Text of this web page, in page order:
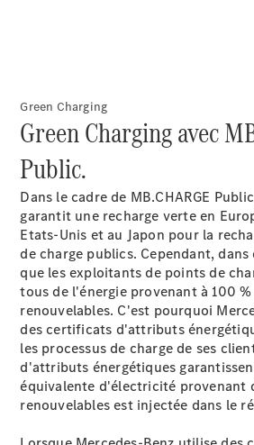
vous à
l'atelier
Prestataire /
Protection des
données
Green Charging
Green Charging avec
Public.
Dans le cadre de MB.CHARGE
garantit une recharge verte en
Etats-Unis et au Japon pour la
de charge publics. Cependant,
que les exploitants de points de
tous de l'énergie provenant à 100
renouvelables. C'est pourquoi
des certificats d'attributs
les processus de charge de ses
d'attributs énergétiques
équivalente d'électricité provenant
renouvelables est injectée dans le